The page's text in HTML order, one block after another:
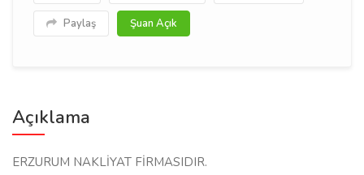
Paylaş Şuan Açık
Açıklama
ERZURUM NAKLİYAT FİRMASIDIR.